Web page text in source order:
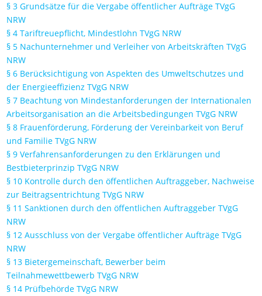
§ 3 Grundsätze für die Vergabe öffentlicher Aufträge TVgG
NRW
§ 4 Tariftreuepflicht, Mindestlohn TVgG NRW
§ 5 Nachunternehmer und Verleiher von Arbeitskräften TVgG
NRW
§ 6 Berücksichtigung von Aspekten des Umweltschutzes und
der Energieeffizienz TVgG NRW
§ 7 Beachtung von Mindestanforderungen der Internationalen
Arbeitsorganisation an die Arbeitsbedingungen TVgG NRW
§ 8 Frauenförderung, Förderung der Vereinbarkeit von Beruf
und Familie TVgG NRW
§ 9 Verfahrensanforderungen zu den Erklärungen und
Bestbieterprinzip TVgG NRW
§ 10 Kontrolle durch den öffentlichen Auftraggeber, Nachweise
zur Beitragsentrichtung TVgG NRW
§ 11 Sanktionen durch den öffentlichen Auftraggeber TVgG
NRW
§ 12 Ausschluss von der Vergabe öffentlicher Aufträge TVgG
NRW
§ 13 Bietergemeinschaft, Bewerber beim
Teilnahmewettbewerb TVgG NRW
§ 14 Prüfbehörde TVgG NRW